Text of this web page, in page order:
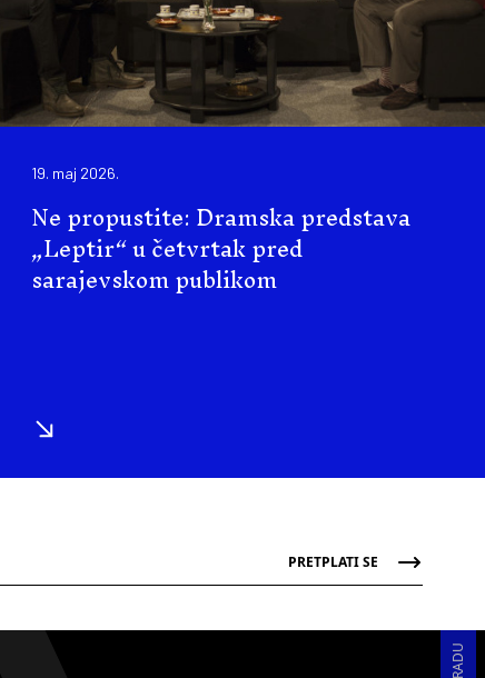
19. maj 2026.
Ne propustite: Dramska predstava
„Leptir“ u četvrtak pred
sarajevskom publikom
PRETPLATI SE